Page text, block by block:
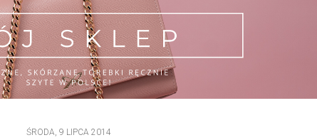
ŚRODA, 9 LIPCA 2014